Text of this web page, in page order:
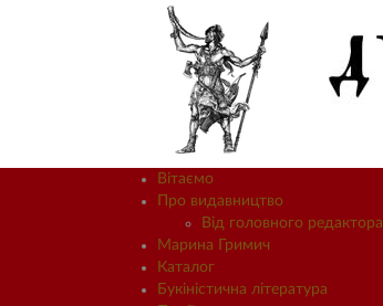
Вітаємо
Про видавництво
Від головного редактора
Марина Гримич
Каталог
Букіністична література